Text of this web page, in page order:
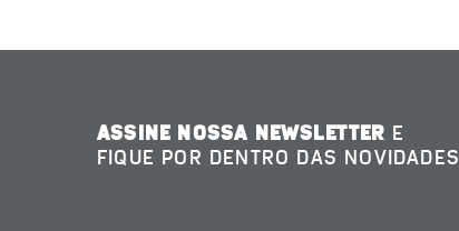
ASSINE NOSSA NEWSLETTER E
FIQUE POR DENTRO DAS NOVIDADES